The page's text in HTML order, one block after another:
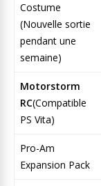
Costume
(Nouvelle sortie
pendant une
semaine)
Motorstorm
RC(Compatible
PS Vita)
Pro-Am
Expansion Pack